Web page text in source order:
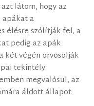
látom, hogy az
apákat a
élésre szólítják fel, a
pedig az apák
két végén orvosolják
tekintély
megvalósul, az
áldott állapot.